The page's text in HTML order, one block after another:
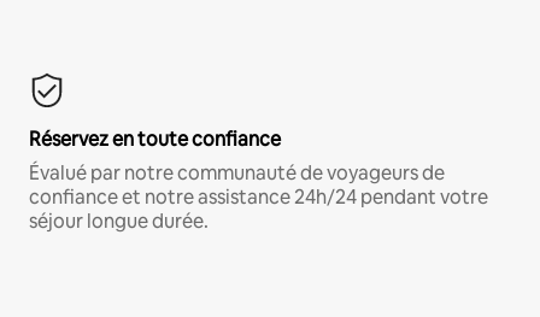
Réservez en toute confiance
Évalué par notre communauté de voyageurs de
confiance et notre assistance 24h/24 pendant votre
séjour longue durée.